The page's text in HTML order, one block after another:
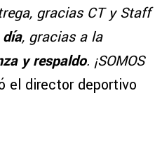
gracias CT y Staff
, gracias a la
y respaldo. ¡SOMOS
el director deportivo